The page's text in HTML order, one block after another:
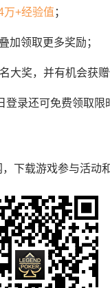
万+经验值 ；
加领取更多奖励；
奖，并有机会获赠
录还可免费领取限
，下载游戏参与活动